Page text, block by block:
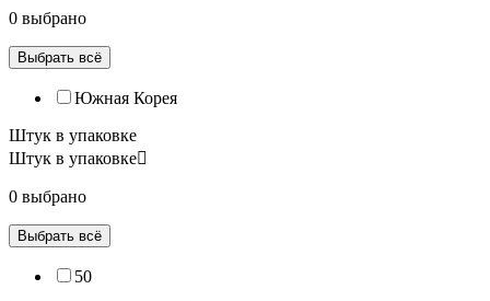
0 выбрано
Выбрать всё
Южная Корея
Штук в упаковке
Штук в упаковке
0 выбрано
Выбрать всё
50